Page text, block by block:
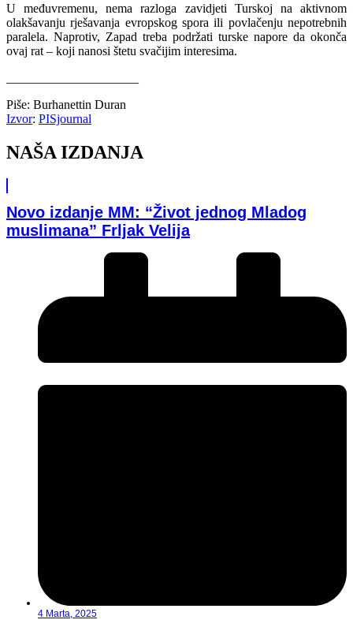
U međuvremenu, nema razloga zavidjeti Turskoj na aktivnom
olakšavanju rješavanja evropskog spora ili povlačenju nepotrebnih
paralela. Naprotiv, Zapad treba podržati turske napore da okonča
ovaj rat – koji nanosi štetu svačijim interesima.
Piše: Burhanettin Duran
Izvor: PISjournal
NAŠA IZDANJA
Novo izdanje MM: “Život jednog Mladog
muslimana” Frljak Velija
4 Marta, 2025